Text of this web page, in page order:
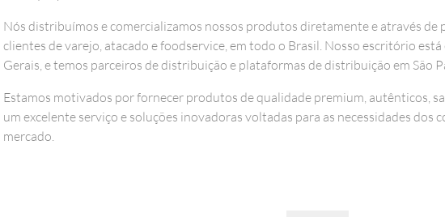
Nós distribuímos e comercializamos nossos produtos diretamente e através de
clientes de varejo, atacado e foodservice, em todo o Brasil. Nosso escritório
Gerais, e temos parceiros de distribuição e plataformas de distribuição em São
Estamos motivados por fornecer produtos de qualidade premium, autênticos,
um excelente serviço e soluções inovadoras voltadas para as necessidades dos
mercado.